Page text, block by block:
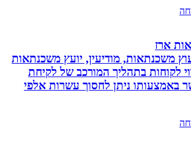
ארז
משכנתאות, מודיעין, יועץ משכנתאות
לקוחות בתהליך המורכב של לקיחת
ניתן לחסוך עשרות אלפי